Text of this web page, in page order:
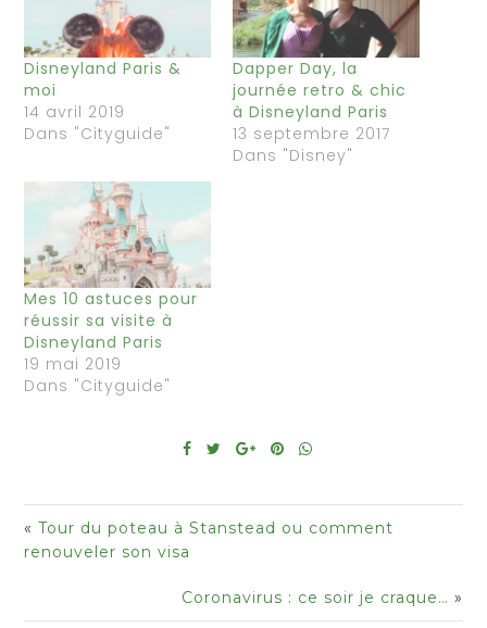
Disneyland Paris &
moi
14 avril 2019
Dans "Cityguide"
Dapper Day, la
journée retro & chic
à Disneyland Paris
13 septembre 2017
Dans "Disney"
Mes 10 astuces pour
réussir sa visite à
Disneyland Paris
19 mai 2019
Dans "Cityguide"
«Tour du poteau à Stanstead ou comment
renouveler son visa
Coronavirus : ce soir je craque… »